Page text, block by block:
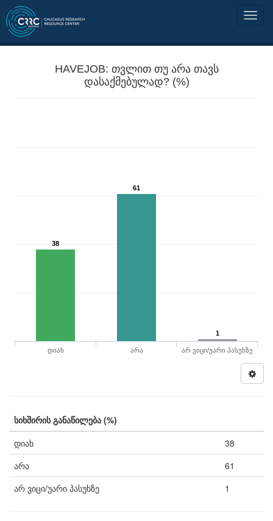
HAVEJOB: თვლით თუ არა თავს
დასაქმებულად? (%)
38
61
1
დიახ არა არ ვიცი/უარი პასუხზე
სიხშირის განაწილება (%)
დიახ
38
არა
61
არ ვიცი/უარი პასუხზე
1